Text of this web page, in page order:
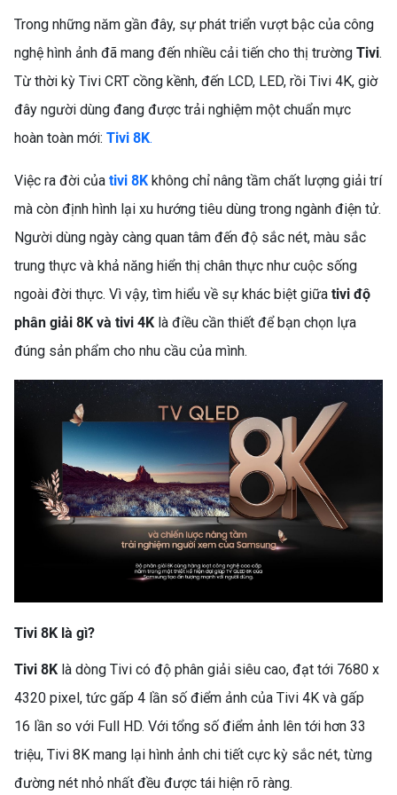
Trong những năm gần đây, sự phát triển vượt bậc của công
nghệ hình ảnh đã mang đến nhiều cải tiến cho thị trường Tivi.
Từ thời kỳ Tivi CRT cồng kềnh, đến LCD, LED, rồi Tivi 4K, giờ
đây người dùng đang được trải nghiệm một chuẩn mực
hoàn toàn mới: Tivi 8K.
Việc ra đời của tivi 8Kkhông chỉ nâng tầm chất lượng giải trí
mà còn định hình lại xu hướng tiêu dùng trong ngành điện tử.
Người dùng ngày càng quan tâm đến độ sắc nét, màu sắc
trung thực và khả năng hiển thị chân thực như cuộc sống
ngoài đời thực. Vì vậy, tìm hiểu về sự khác biệt giữa tivi độ
phân giải 8K và tivi 4Klà điều cần thiết để bạn chọn lựa
đúng sản phẩm cho nhu cầu của mình.
Tivi 8K là gì?
Tivi 8Klà dòng Tivi có độ phân giải siêu cao, đạt tới 7680 x
4320 pixel, tức gấp 4 lần số điểm ảnh của Tivi 4K và gấp
16 lần so với Full HD. Với tổng số điểm ảnh lên tới hơn 33
triệu, Tivi 8K mang lại hình ảnh chi tiết cực kỳ sắc nét, từng
đường nét nhỏ nhất đều được tái hiện rõ ràng.